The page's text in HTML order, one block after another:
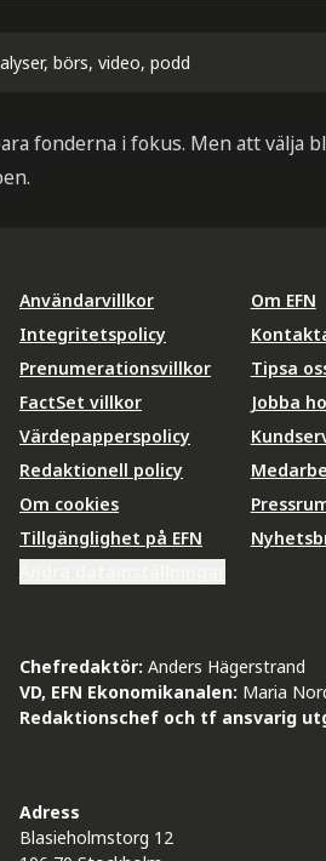
börs, video, podd
fonderna i fokus. Men att välja
Användarvillkor
Integritetspolicy
Prenumerationsvillkor
FactSet villkor
Värdepapperspolicy
Redaktionell policy
Om cookies
Tillgänglighet på EFN
Om EFN
Tipsa
Jobba
Chefredaktör: Anders Hägerstrand
VD, EFN Ekonomikanalen: Maria
Redaktionschef och tf ansvarig
Adress
Blasieholmstorg 12